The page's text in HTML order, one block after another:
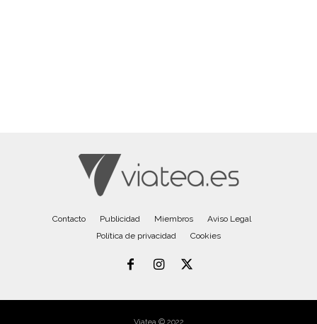
Contacto Publicidad Miembros
Aviso Legal
Política de privacidad
Cookies